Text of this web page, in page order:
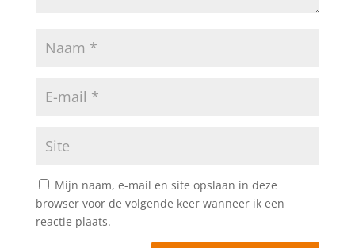
Mijn naam, e-mail en site opslaan in deze
browser voor de volgende keer wanneer ik een
reactie plaats.